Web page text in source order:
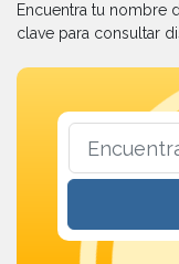
Encuentra tu nombre
clave para consultar